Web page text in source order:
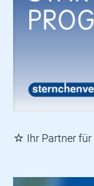
☆ Ihr Partner für